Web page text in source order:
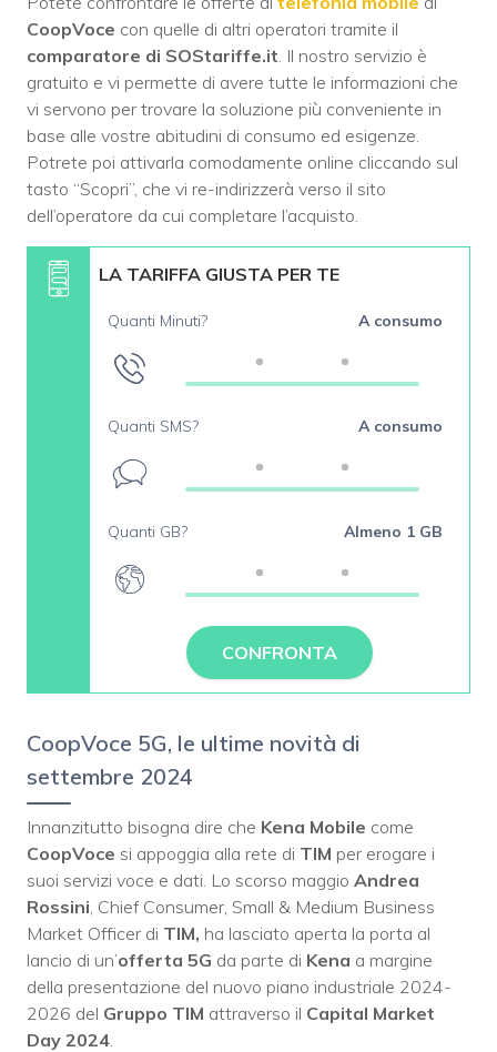
CoopVoce con quelle di altri operatori tramite il
comparatore di SOStariffe.it . Il nostro servizio è
gratuito e vi permette di avere tutte le informazioni che
vi servono per trovare la soluzione più conveniente in
base alle vostre abitudini di consumo ed esigenze.
Potrete poi attivarla comodamente online cliccando sul
tasto “Scopri”, che vi re-indirizzerà verso il sito
dell’operatore da cui completare l’acquisto.
LA TARIFFA GIUSTA PER TE
Quanti Minuti? A consumo
Quanti SMS? A consumo
Quanti GB? Almeno 1 GB
CONFRONTA
CoopVoce 5G, le ultime novità di
settembre 2024
Innanzitutto bisogna dire che Kena Mobile come
CoopVoce si appoggia alla rete di TIM per erogare i
suoi servizi voce e dati. Lo scorso maggio Andrea
Rossini , Chief Consumer, Small & Medium Business
Market Officer di TIM, ha lasciato aperta la porta al
lancio di un’offerta 5G da parte di Kena a margine
della presentazione del nuovo piano industriale 2024-
2026 del Gruppo TIM attraverso il Capital Market
Day 2024